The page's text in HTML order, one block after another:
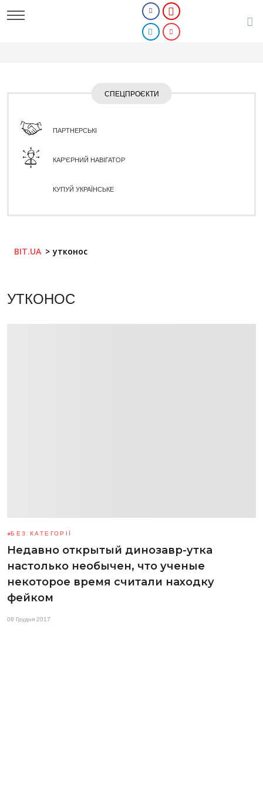
СПЕЦПРОЄКТИ
ПАРТНЕРСЬКІ
КАР'ЄРНИЙ НАВІГАТОР
КУПУЙ УКРАЇНСЬКЕ
BIT.UA утконос
УТКОНОС
БЕЗ КАТЕГОРІЇ
Недавно открытый динозавр-утка
настолько необычен, что ученые
некоторое время считали находку
фейком
08 Грудня 2017